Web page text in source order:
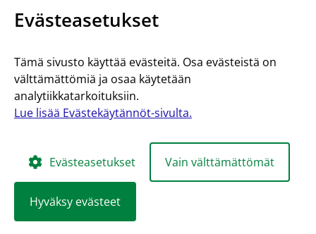
toiseen
palveluun)
siirryt
palveluun)
ikkunaan,
toiseen
palveluun)
uuteen
siirryt
toiseen
palveluun)
Omahelpperi
ikkunaan,
siirryt
toiseen
Tietoa hoito- ja palveluketjuista
Saavutettavuus
Evästeasetukset
Tämä sivusto käyttää evästeitä. Osa evästeistä on
välttämättömiä ja osaa käytetään
analytiikkatarkoituksiin.
Lue lisää Evästekäytännöt-sivulta.
Evästeasetukset Vain välttämättömät
Hyväksy evästeet